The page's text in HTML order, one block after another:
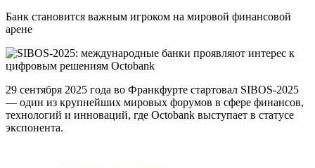
Банк становится важным игроком на мировой финансовой
арене
29 сентября 2025 года во Франкфурте стартовал SIBOS‑2025
— один из крупнейших мировых форумов в сфере финансов,
технологий и инноваций, где Octobank выступает в статусе
экспонента.